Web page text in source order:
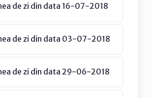
de zi din data 16-07-2018
de zi din data 03-07-2018
de zi din data 29-06-2018